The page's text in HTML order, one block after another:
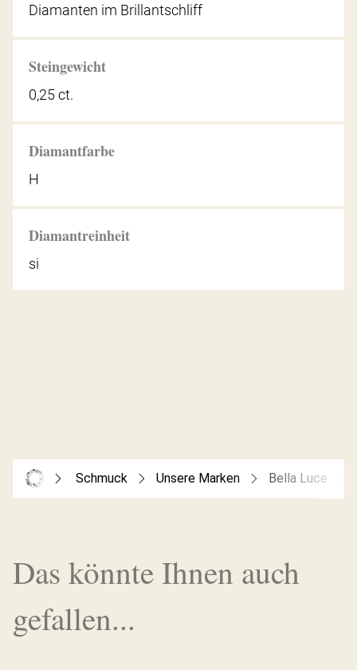
Diamanten im Brillantschliff
Steingewicht
0,25 ct.
Diamantfarbe
H
Diamantreinheit
si
Schmuck Unsere Marken Bella Luce
Das könnte Ihnen auch
gefallen...